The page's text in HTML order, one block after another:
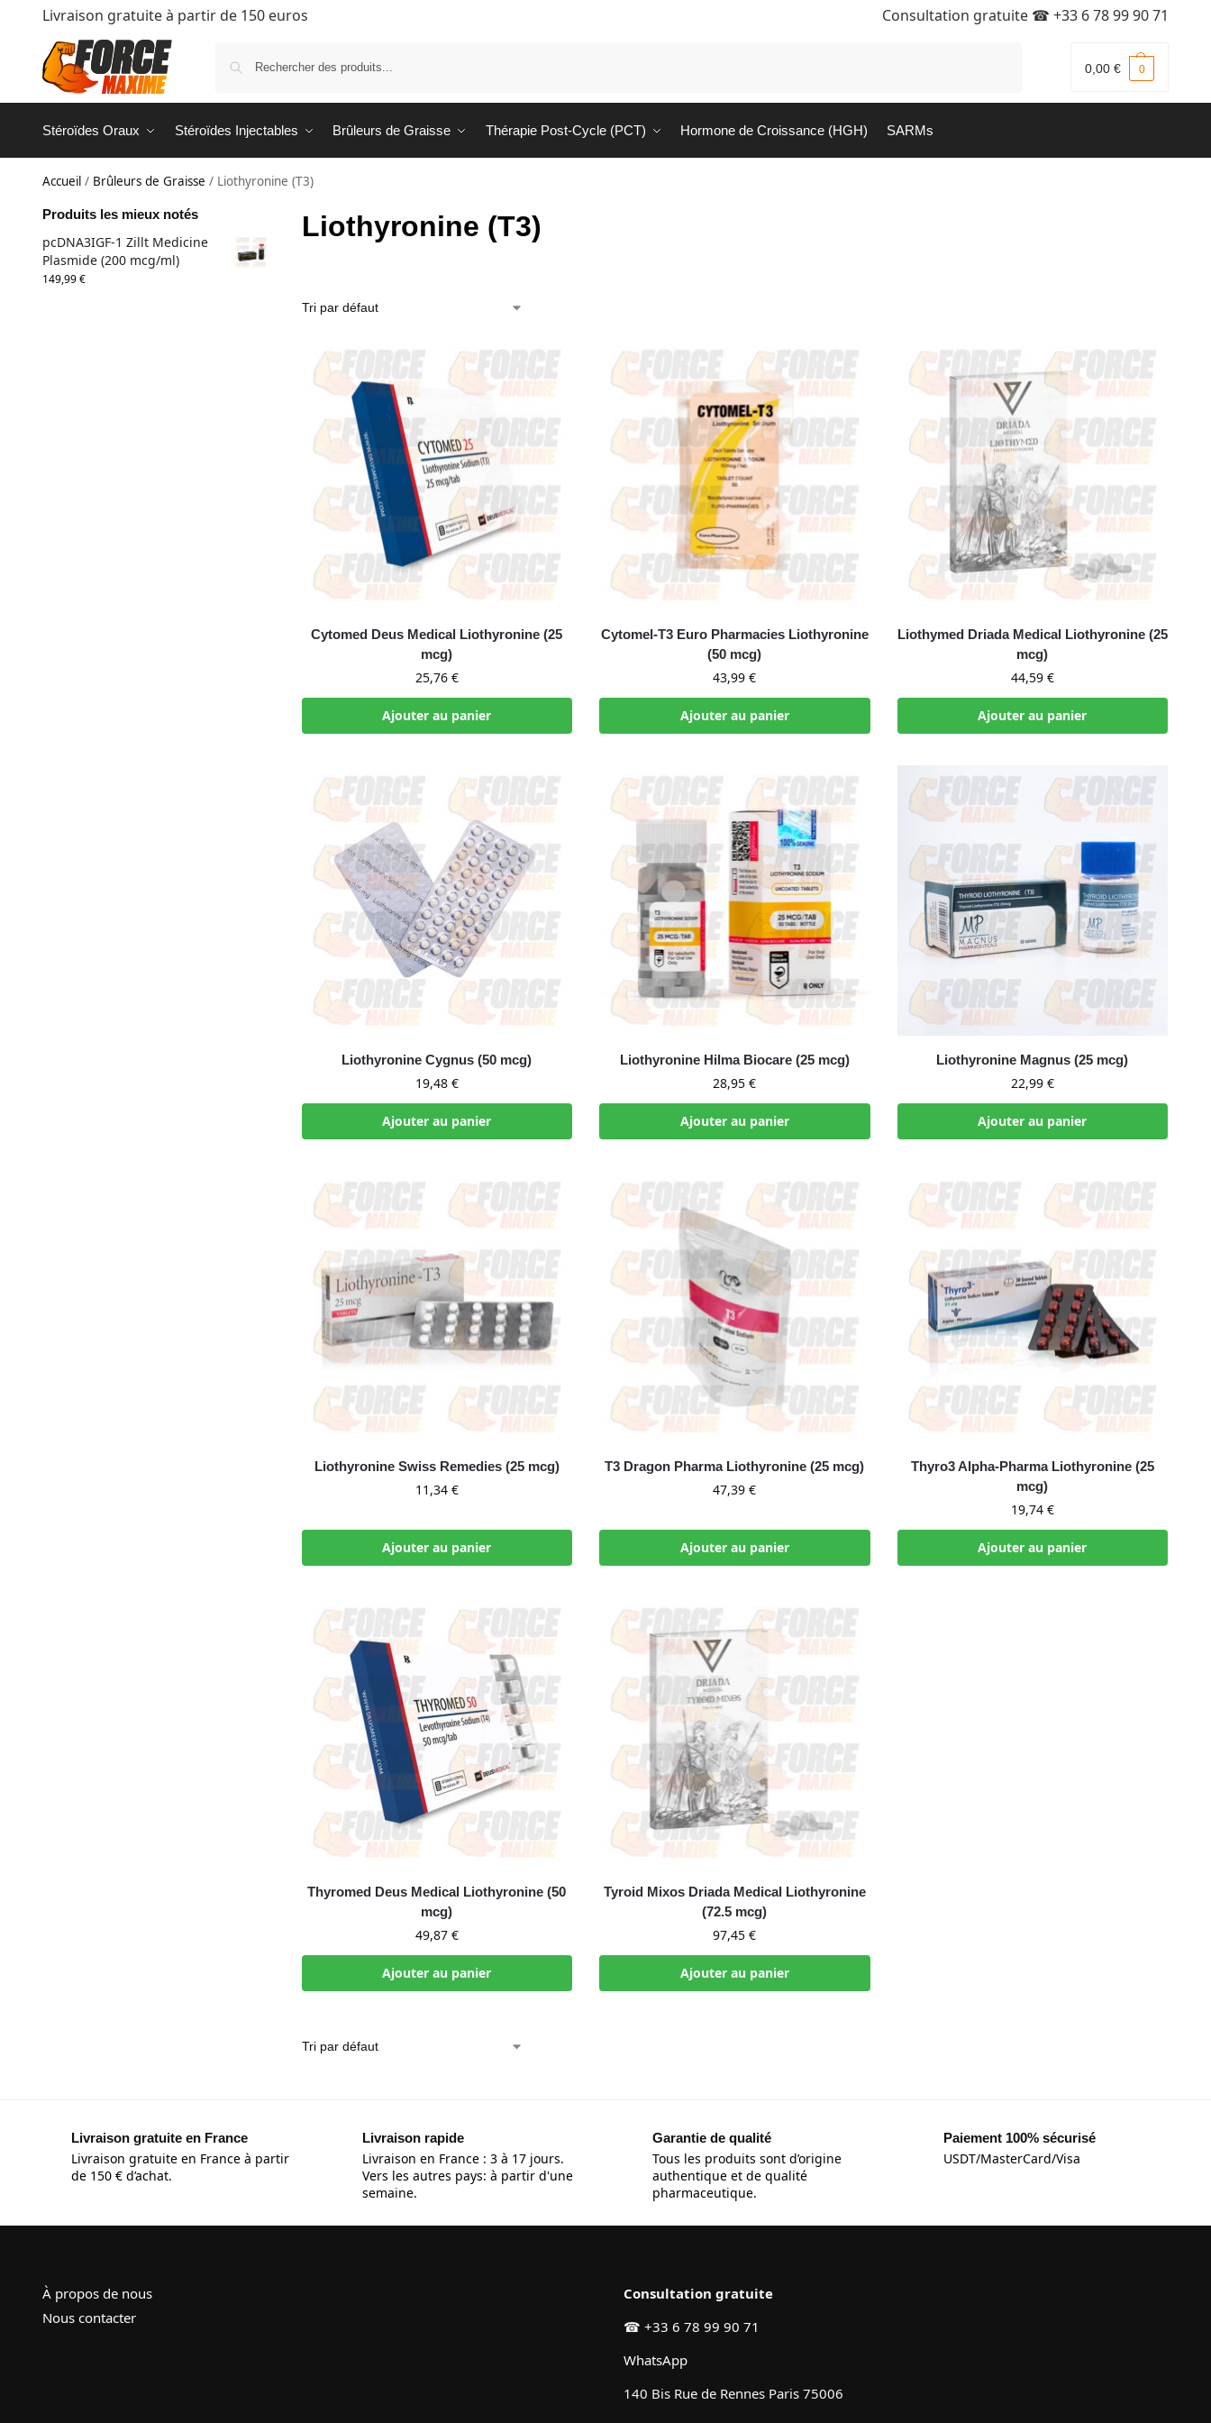
Livraison gratuite à partir de 150 euros Consultation gratuite ☎ +33 6 78 99 90 71
0,00 € 0
Stéroïdes Oraux Stéroïdes Injectables Brûleurs de Graisse Thérapie Post-Cycle (PCT) Hormone de Croissance (HGH) SARMs
Accueil / Brûleurs de Graisse / Liothyronine (T3)
Liothyronine (T3)
Cytomed Deus Medical Liothyronine (25
mcg)
25,76 €
Ajouter au panier
Cytomel-T3 Euro Pharmacies Liothyronine
(50 mcg)
43,99€
Ajouter au panier
Liothymed Driada Medical Liothyronine (25
mcg)
44,59 €
Ajouter au panier
Liothyronine Cygnus (50 mcg)
19,48 €
Ajouter au panier
Liothyronine Hilma Biocare (25 mcg)
28,95€
Ajouter au panier
Liothyronine Magnus (25 mcg)
22,99 €
Ajouter au panier
Liothyronine Swiss Remedies (25 mcg)
11,34 €
Ajouter au panier
T3 Dragon Pharma Liothyronine (25 mcg)
47,39€
Ajouter au panier
Thyro3 Alpha-Pharma Liothyronine (25
mcg)
19,74 €
Ajouter au panier
Thyromed Deus Medical Liothyronine (50
mcg)
49,87 €
Ajouter au panier
Tyroid Mixos Driada Medical Liothyronine
(72.5 mcg)
97,45€
Ajouter au panier
Produits les mieux notés
pcDNA3IGF-1 Zillt Medicine
Plasmide (200 mcg/ml)
149,99€
Livraison gratuite en France
Livraison gratuite en France à partir
de 150 € d’achat.
Livraison rapide
Livraison en France : 3 à 17 jours.
Vers les autres pays: à partir d'une
semaine.
Garantie de qualité
Tous les produits sont d’origine
authentique et de qualité
pharmaceutique.
Paiement 100% sécurisé
USDT/MasterCard/Visa
À propos de nous
Nous contacter
Consultation gratuite
☎ +33 6 78 99 90 71
WhatsApp
140 Bis Rue de Rennes Paris 75006